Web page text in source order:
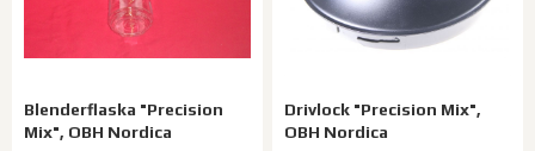
Blenderflaska "Precision
Mix", OBH Nordica
Drivlock "Precision Mix",
OBH Nordica